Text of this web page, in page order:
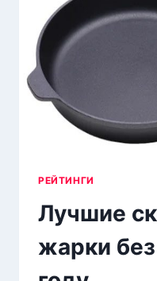
ПО
РЕЙТИНГИ
Лучшие
жарки